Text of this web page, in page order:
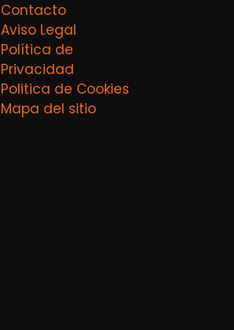
Contacto
Aviso Legal
Política de
Privacidad
Politica de Cookies
Mapa del sitio